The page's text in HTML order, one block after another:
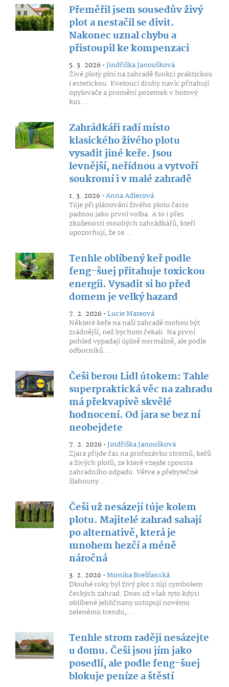
Přeměřil jsem sousedův živý
plot a nestačil se divit.
Nakonec uznal chybu a
přistoupil ke kompenzaci
5. 3. 2026 •Jindřiška Janoušková
Živé ploty plní na zahradě funkci praktickou
i estetickou. Kvetoucí druhy navíc přitahují
opylovače a promění pozemek v hotový
kus...
Zahrádkáři radí místo
klasického živého plotu
vysadit jiné keře. Jsou
levnější, neřídnou a vytvoří
soukromí i v malé zahradě
1. 3. 2026 •Anna Adlerová
Túje při plánování živého plotu často
padnou jako první volba. A to i přes
zkušenosti mnohých zahrádkářů, kteří
upozorňují, že se...
Tenhle oblíbený keř podle
feng-šuej přitahuje toxickou
energii. Vysadit si ho před
domem je velký hazard
7. 2. 2026 •Lucie Mateová
Některé keře na naší zahradě mohou být
zrádnější, než bychom čekali. Na první
pohled vypadají úplně normálně, ale podle
odborníků...
Češi berou Lidl útokem: Tahle
superpraktická věc na zahradu
má překvapivě skvělé
hodnocení. Od jara se bez ní
neobejdete
7. 2. 2026 •Jindřiška Janoušková
Zjara přijde čas na prořezávku stromů, keřů
a živých plotů, ze které vzejde spousta
zahradního odpadu. Větve a přebytečné
šlahouny...
Češi už nesázejí túje kolem
plotu. Majitelé zahrad sahají
po alternativě, která je
mnohem hezčí a méně
náročná
3. 2. 2026 •Monika Brešťanská
Dlouhé roky byl živý plot z tújí symbolem
českých zahrad. Dnes už však tyto kdysi
oblíbené jehličnany ustupují novému
zelenému trendu,...
Tenhle strom raději nesázejte
u domu. Češi jsou jím jako
posedlí, ale podle feng-šuej
blokuje peníze a štěstí